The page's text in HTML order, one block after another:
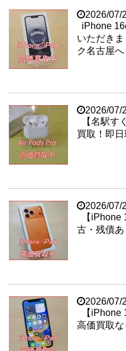
2026/07/
iPhone
いただき
ク名古屋へ
2026/07/
【名駅す
買取！即
2026/07/
【
古・残債あ
2026/07/
【iPhone
高価買取